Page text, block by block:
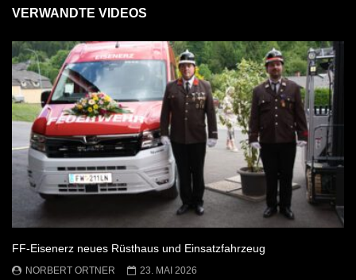
VERWANDTE VIDEOS
FF-Eisenerz neues Rüsthaus und Einsatzfahrzeug
NORBERT ORTNER 23. MAI 2026